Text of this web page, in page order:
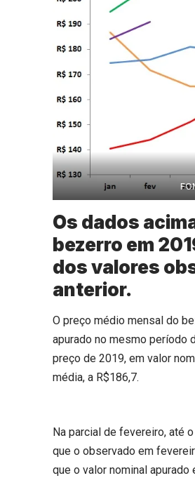
Os dados
bezerro em
dos valores
anterior.
O preço médio mensal do
apurado no mesmo período
preço de 2019, em valor
média, a R$186,7.
Na parcial de fevereiro, até
que o observado em
que o valor nominal